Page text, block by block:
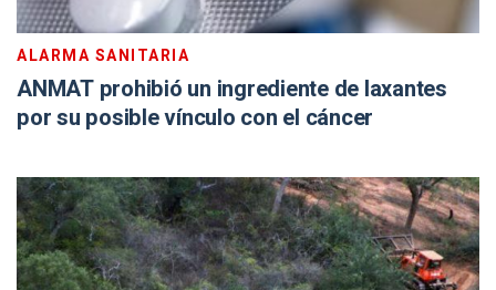
ALARMA SANITARIA
ANMAT prohibió un ingrediente de laxantes
por su posible vínculo con el cáncer